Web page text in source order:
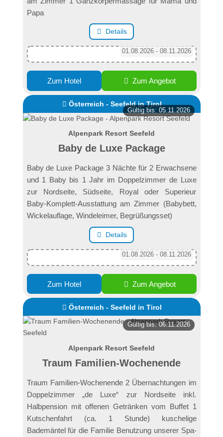
Papa
Details
01.08.2026 - 08.11.2026
Zum Hotel Zum Angebot
Österreich - Seefeld in Tirol
Gültig bis: 05.11.2026
Alpenpark Resort Seefeld
Baby de Luxe Package
Baby de Luxe Package 3 Nächte für 2 Erwachsene
und 1 Baby bis 1 Jahr im Doppelzimmer de Luxe
zur Nordseite, Südseite, Royal oder Superieur
Baby-Komplett-Ausstattung am Zimmer (Babybett,
Wickelauflage, Windeleimer, Begrüßungsset)
Details
01.08.2026 - 08.11.2026
Zum Hotel Zum Angebot
Österreich - Seefeld in Tirol
Gültig bis: 06.11.2026
Alpenpark Resort Seefeld
Traum Familien-Wochenende
Traum Familien-Wochenende 2 Übernachtungen im
Doppelzimmer „de Luxe“ zur Nordseite inkl.
Halbpension mit offenen Getränken vom Buffet 1
Kutschenfahrt (ca. 1 Stunde) kuschelige
Bademäntel für die Familie Benutzung unserer Spa-